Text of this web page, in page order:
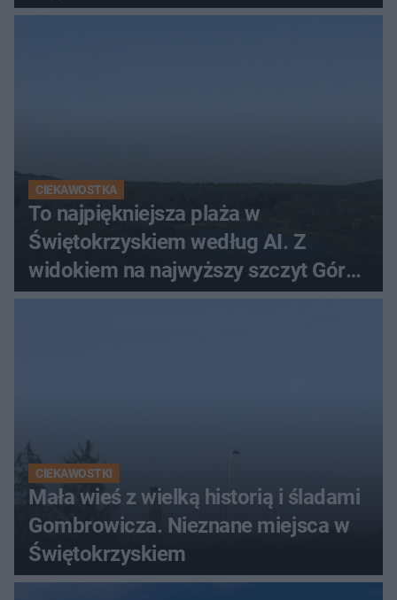
CIEKAWOSTKA
To najpiękniejsza plaża w
Świętokrzyskiem według AI. Z
widokiem na najwyższy szczyt Gór
Świętokrzyskich
CIEKAWOSTKI
Mała wieś z wielką historią i śladami
Gombrowicza. Nieznane miejsca w
Świętokrzyskiem